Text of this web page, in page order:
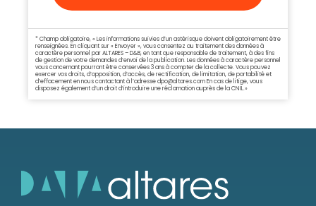
* Champ obligatoire, « Les informations suivies d’un astérisque doivent obligatoirement être
renseignées. En cliquant sur « Envoyer », vous consentez au traitement des données à
caractère personnel par ALTARES – D&B, en tant que responsable de traitement, à des fins
de gestion de votre demandes d’envoi de la publication. Les données à caractère personnel
vous concernant pourront être conservées 3 ans à compter de la collecte. Vous pouvez
exercer vos droits, d’opposition, d’accès, de rectification, de limitation, de portabilité et
d’effacement en nous contactant à l’adressedpo@altares.comEn cas de litige, vous
disposez également d’un droit d’introduire une réclamation auprès de la CNIL.»